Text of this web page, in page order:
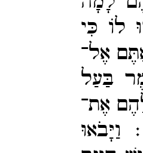
לוֹ כִּי
אֶל־​
בַּעַל
אֶת־​
וַיָּבֹאוּ